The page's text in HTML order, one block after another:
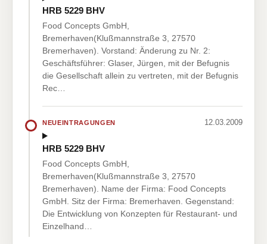
HRB 5229 BHV
Food Concepts GmbH,
Bremerhaven(Klußmannstraße 3, 27570
Bremerhaven). Vorstand: Änderung zu Nr. 2:
Geschäftsführer: Glaser, Jürgen, mit der Befugnis
die Gesellschaft allein zu vertreten, mit der Befugnis
Rec…
NEUEINTRAGUNGEN 12.03.2009
HRB 5229 BHV
Food Concepts GmbH,
Bremerhaven(Klußmannstraße 3, 27570
Bremerhaven). Name der Firma: Food Concepts
GmbH. Sitz der Firma: Bremerhaven. Gegenstand:
Die Entwicklung von Konzepten für Restaurant- und
Einzelhand…